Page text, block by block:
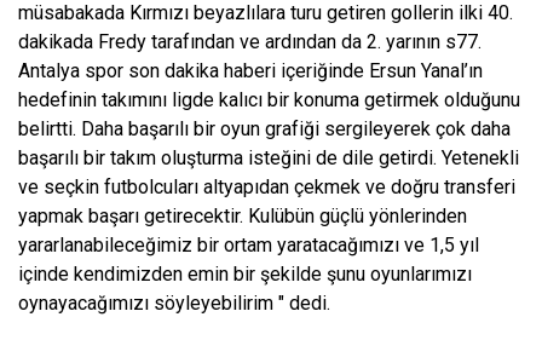
müsabakada Kırmızı beyazlılara turu getiren gollerin ilki 40.
dakikada Fredy tarafından ve ardından da 2. yarının s77.
Antalya spor son dakika haberi içeriğinde Ersun Yanal’ın
hedefinin takımını ligde kalıcı bir konuma getirmek olduğunu
belirtti. Daha başarılı bir oyun grafiği sergileyerek çok daha
başarılı bir takım oluşturma isteğini de dile getirdi. Yetenekli
ve seçkin futbolcuları altyapıdan çekmek ve doğru transferi
yapmak başarı getirecektir. Kulübün güçlü yönlerinden
yararlanabileceğimiz bir ortam yaratacağımızı ve 1,5 yıl
içinde kendimizden emin bir şekilde şunu oyunlarımızı
oynayacağımızı söyleyebilirim " dedi.